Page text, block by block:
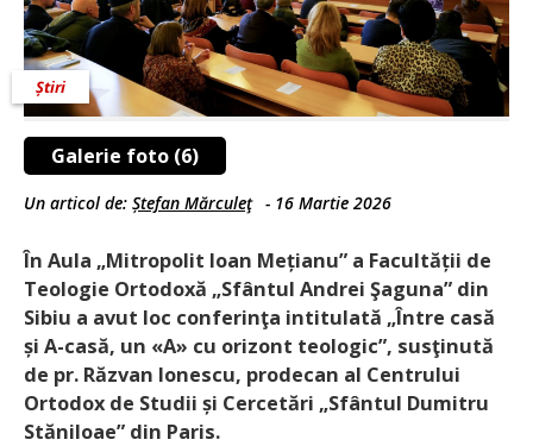
Galerie foto (6)
Știri
Un articol de: Ștefan Mărculeţ - 16 Martie 2026
În Aula „Mitropolit Ioan Mețianu” a Facultății de
Teologie Ortodoxă „Sfântul Andrei Şaguna” din
Sibiu a avut loc conferinţa intitulată „Între casă
și A-casă, un «A» cu orizont teologic”, susţinută
de pr. Răzvan Ionescu, prodecan al Centrului
Ortodox de Studii și Cercetări „Sfântul Dumitru
Stăniloae” din Paris.